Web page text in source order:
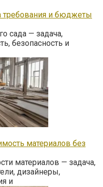
требования и бюджеты
сада — задача,
безопасность и
материалов без
материалов — задача,
дизайнеры,
и